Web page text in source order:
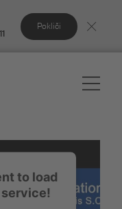
Pokliči
to load
service!